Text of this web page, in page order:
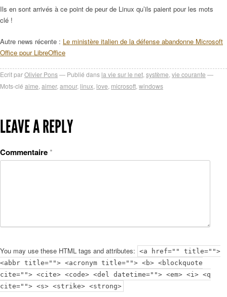
Ils en sont arrivés à ce point de peur de Linux qu’ils paient pour les mots
clé !
Autre news récente : Le ministère italien de la défense abandonne Microsoft
Office pour LibreOffice
Ecrit parOlivier Pons Publié dans la vie sur le net système vie courante
Mots-clé aime aimer, amour, linux love microsoft windows
LEAVE A REPLY
Commentaire*
You may use these HTML tags and attributes: <a href="" title="">
<abbr title=""> <acronym title=""> <b> <blockquote
cite=""> <cite> <code> <del datetime=""> <em> <i> <q
cite=""> <s> <strike> <strong>